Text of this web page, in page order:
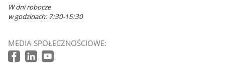
W dni robocze
w godzinach: 7:30-15:30
MEDIA SPOŁECZNOŚCIOWE: